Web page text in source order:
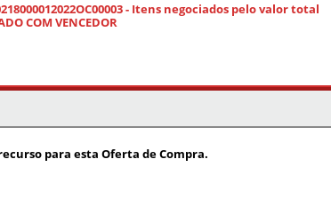
- Itens negociados pelo valor total
COM VENCEDOR
para esta Oferta de Compra.